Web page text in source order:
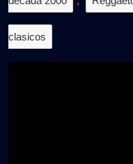
clasicos